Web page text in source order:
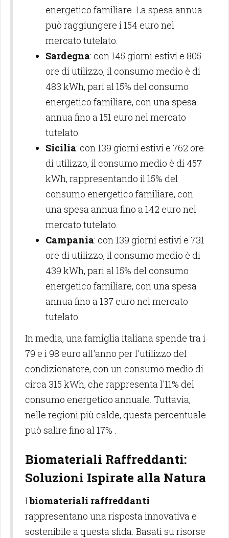
energetico familiare. La spesa annua
può raggiungere i 154 euro nel
mercato tutelato.
Sardegna: con 145 giorni estivi e 805
ore di utilizzo, il consumo medio è di
483 kWh, pari al 15% del consumo
energetico familiare, con una spesa
annua fino a 151 euro nel mercato
tutelato.
Sicilia: con 139 giorni estivi e 762 ore
di utilizzo, il consumo medio è di 457
kWh, rappresentando il 15% del
consumo energetico familiare, con
una spesa annua fino a 142 euro nel
mercato tutelato.
Campania: con 139 giorni estivi e 731
ore di utilizzo, il consumo medio è di
439 kWh, pari al 15% del consumo
energetico familiare, con una spesa
annua fino a 137 euro nel mercato
tutelato.
In media, una famiglia italiana spende tra i
79 e i 98 euro all'anno per l'utilizzo del
condizionatore, con un consumo medio di
circa 315 kWh, che rappresenta l'11% del
consumo energetico annuale. Tuttavia,
nelle regioni più calde, questa percentuale
può salire fino al 17% .
Biomateriali Raffreddanti:
Soluzioni Ispirate alla Natura
Ibiomateriali raffreddanti
rappresentano una risposta innovativa e
sostenibile a questa sfida. Basati su risorse